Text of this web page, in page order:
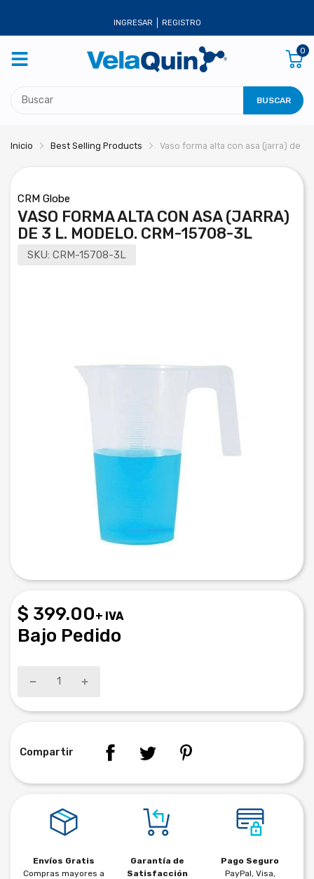
INGRESAR REGISTRO
0
BUSCAR
Inicio Best Selling Products Vaso forma alta con asa (jarra) de 3
CRM Globe
VASO FORMA ALTA CON ASA (JARRA)
DE 3 L. MODELO. CRM-15708-3L
SKU: CRM-15708-3L
$ 399.00+ IVA
Bajo Pedido
Compartir
Envíos Gratis
Compras mayores a
Garantía de
Satisfacción
Pago Seguro
PayPal, Visa,